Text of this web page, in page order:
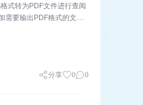
式转为PDF文件进行查阅
需要输出PDF格式的文
分享 0 0